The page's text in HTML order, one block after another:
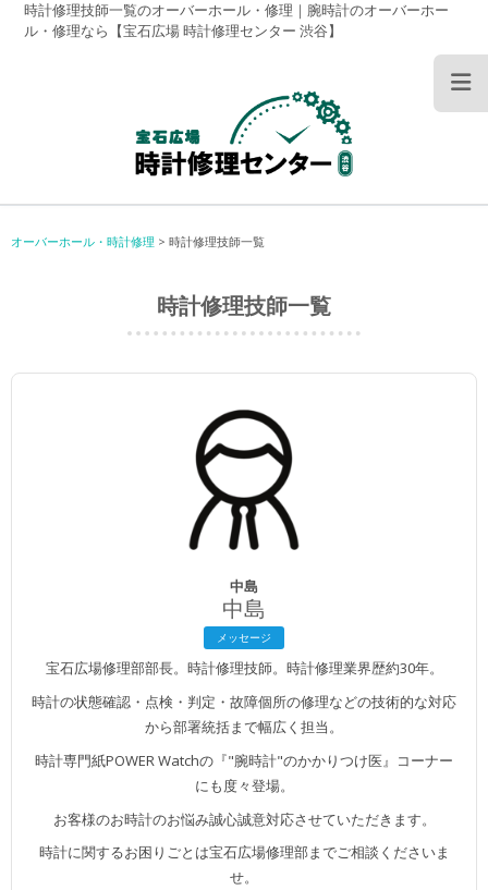
時計修理技師一覧のオーバーホール・修理｜腕時計のオーバーホー
ル・修理なら【宝石広場 時計修理センター 渋谷】
オーバーホール・時計修理 > 時計修理技師一覧
時計修理技師一覧
中島
中島
メッセージ
宝石広場修理部部長。時計修理技師。時計修理業界歴約30年。
時計の状態確認・点検・判定・故障個所の修理などの技術的な対応
から部署統括まで幅広く担当。
時計専門紙POWER Watchの『"腕時計"のかかりつけ医』コーナー
にも度々登場。
お客様のお時計のお悩み誠心誠意対応させていただきます。
時計に関するお困りごとは宝石広場修理部までご相談くださいま
せ。